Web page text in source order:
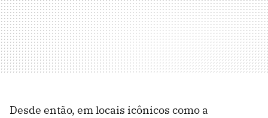
Desde então, em locais icônicos como a